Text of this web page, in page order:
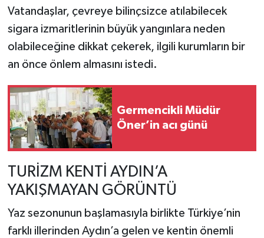
Vatandaşlar, çevreye bilinçsizce atılabilecek
sigara izmaritlerinin büyük yangınlara neden
olabileceğine dikkat çekerek, ilgili kurumların bir
an önce önlem almasını istedi.
Germencikli Müdür
Öner’in acı günü
TURİZM KENTİ AYDIN’A
YAKIŞMAYAN GÖRÜNTÜ
Yaz sezonunun başlamasıyla birlikte Türkiye’nin
farklı illerinden Aydın’a gelen ve kentin önemli